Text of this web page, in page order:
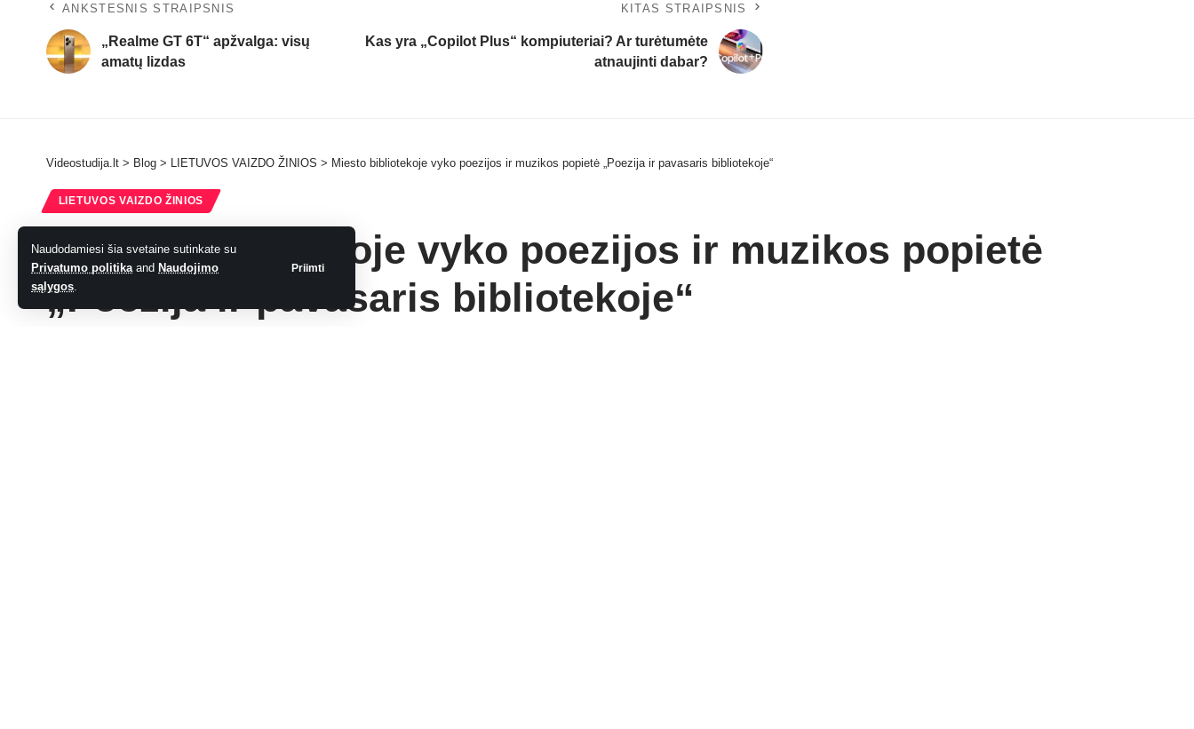
Naudodamiesi šia svetaine sutinkate su
Privatumo politikaand Naudojimo
sąlygos.
Priimti
ANKSTESNIS STRAIPSNIS
„Realme GT 6T“ apžvalga: visų
amatų lizdas
KITAS STRAIPSNIS
Kas yra „Copilot Plus“ kompiuteriai? Ar turėtumėte
atnaujinti dabar?
Videostudija.lt > Blog > LIETUVOS VAIZDO ŽINIOS > Miesto bibliotekoje vyko poezijos ir muzikos popietė „Poezija ir pavasaris bibliotekoje“
LIETUVOS VAIZDO ŽINIOS
Miesto bibliotekoje vyko poezijos ir muzikos popietė
„Poezija ir pavasaris bibliotekoje“